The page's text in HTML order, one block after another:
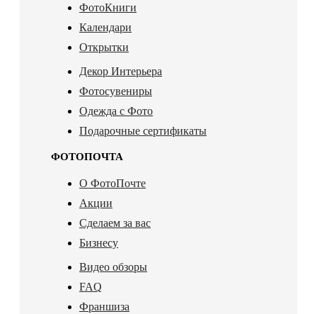
ФотоКниги
Календари
Открытки
Декор Интерьера
Фотосувениры
Одежда с Фото
Подарочные сертификаты
ФОТОПОЧТА
О ФотоПочте
Акции
Сделаем за вас
Бизнесу
Видео обзоры
FAQ
Франшиза